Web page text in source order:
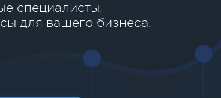
специалисты,
для вашего бизнеса.